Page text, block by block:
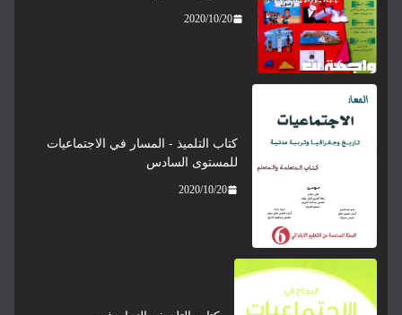
2020/10/20
كتاب التلميذ - المسار في الاجتماعيات
للمستوى السادس
2020/10/20